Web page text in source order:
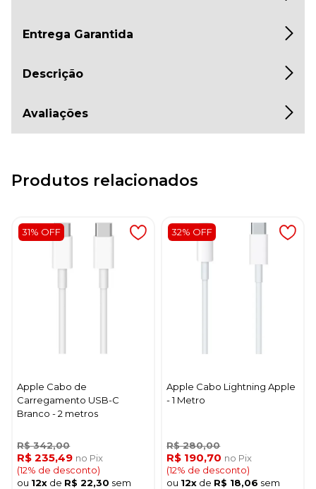
Entrega Garantida
Descrição
Avaliações
Produtos relacionados
31% OFF
Apple Cabo de
Carregamento USB-C
Branco - 2 metros
R$ 342,00
R$ 235,49 no Pix
(12% de desconto)
ou 12x de R$ 22,30 sem
32% OFF
Apple Cabo Lightning Apple
- 1 Metro
R$ 280,00
R$ 190,70 no Pix
(12% de desconto)
ou 12x de R$ 18,06 sem